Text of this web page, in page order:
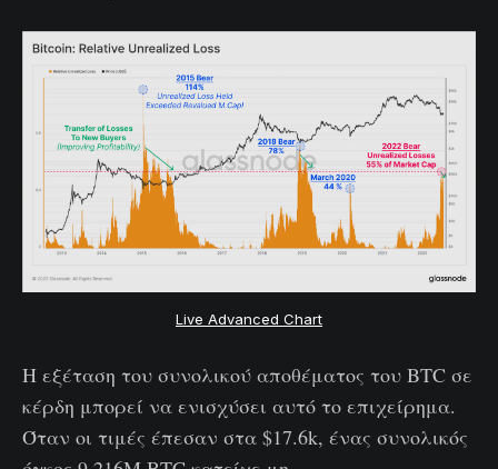
Live Advanced Chart
Η εξέταση του συνολικού αποθέματος του BTC σε
κέρδη μπορεί να ενισχύσει αυτό το επιχείρημα.
Όταν οι τιμές έπεσαν στα $17.6k, ένας συνολικός